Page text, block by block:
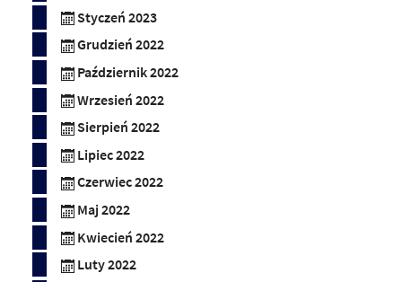
Styczeń 2023
Grudzień 2022
Październik 2022
Wrzesień 2022
Sierpień 2022
Lipiec 2022
Czerwiec 2022
Maj 2022
Kwiecień 2022
Luty 2022